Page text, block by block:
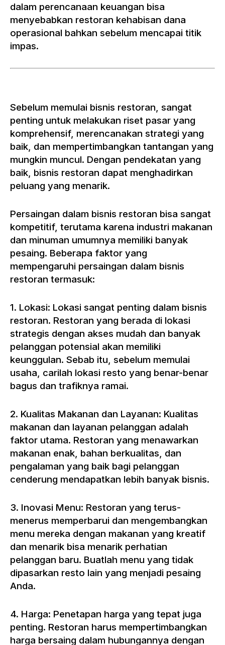
dalam perencanaan keuangan bisa
menyebabkan restoran kehabisan dana
operasional bahkan sebelum mencapai titik
impas.
Sebelum memulai bisnis restoran, sangat
penting untuk melakukan riset pasar yang
komprehensif, merencanakan strategi yang
baik, dan mempertimbangkan tantangan yang
mungkin muncul. Dengan pendekatan yang
baik, bisnis restoran dapat menghadirkan
peluang yang menarik.
Persaingan dalam bisnis restoran bisa sangat
kompetitif, terutama karena industri makanan
dan minuman umumnya memiliki banyak
pesaing. Beberapa faktor yang
mempengaruhi persaingan dalam bisnis
restoran termasuk:
1. Lokasi: Lokasi sangat penting dalam bisnis
restoran. Restoran yang berada di lokasi
strategis dengan akses mudah dan banyak
pelanggan potensial akan memiliki
keunggulan. Sebab itu, sebelum memulai
usaha, carilah lokasi resto yang benar-benar
bagus dan trafiknya ramai.
2. Kualitas Makanan dan Layanan: Kualitas
makanan dan layanan pelanggan adalah
faktor utama. Restoran yang menawarkan
makanan enak, bahan berkualitas, dan
pengalaman yang baik bagi pelanggan
cenderung mendapatkan lebih banyak bisnis.
3. Inovasi Menu: Restoran yang terus-
menerus memperbarui dan mengembangkan
menu mereka dengan makanan yang kreatif
dan menarik bisa menarik perhatian
pelanggan baru. Buatlah menu yang tidak
dipasarkan resto lain yang menjadi pesaing
Anda.
4. Harga: Penetapan harga yang tepat juga
penting. Restoran harus mempertimbangkan
harga bersaing dalam hubungannya dengan